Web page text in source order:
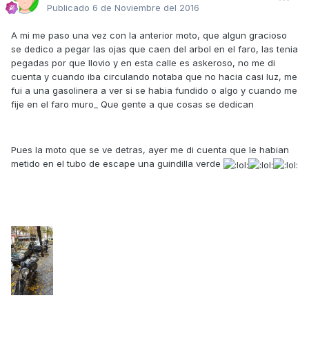
Publicado 6 de Noviembre del 2016
A mi me paso una vez con la anterior moto, que algun gracioso
se dedico a pegar las ojas que caen del arbol en el faro, las tenia
pegadas por que llovio y en esta calle es askeroso, no me di
cuenta y cuando iba circulando notaba que no hacia casi luz, me
fui a una gasolinera a ver si se habia fundido o algo y cuando me
fije en el faro muro_ Que gente a que cosas se dedican
Pues la moto que se ve detras, ayer me di cuenta que le habian
metido en el tubo de escape una guindilla verde